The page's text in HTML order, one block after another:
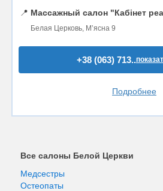
📍 Массажный салон "Кабінет
Белая Церковь, Мʼясна 9
+38 (063) 713..
Подробнее
Все салоны Белой Церкви
Медсестры
Остеопаты